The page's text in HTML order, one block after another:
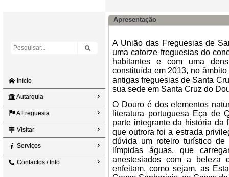
Início
Autarquia
A Freguesia
Visitar
Serviços
Contactos / Info
Apresentação
A União das Freguesias de
uma catorze freguesias do
habitantes e com uma
constituída em 2013, no
antigas freguesias de Santa
sua sede em Santa Cruz do
O Douro é dos elementos
literatura portuguesa Eça de
parte integrante da história da
que outrora foi a estrada
dúvida um roteiro turístico
límpidas águas, que
anestesiados com a beleza
enfeitam, como sejam, as